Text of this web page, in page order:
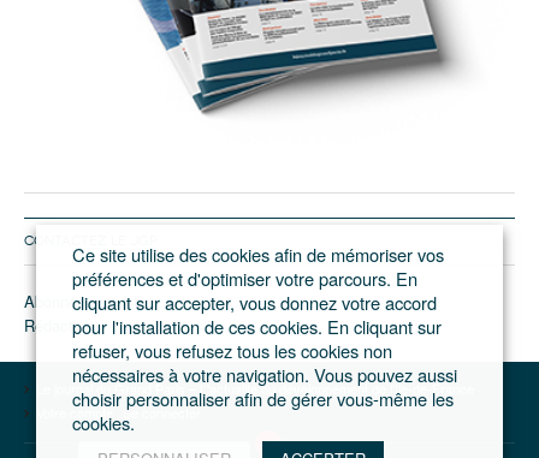
CONTACTEZ LE JGP
Abonnement/pub
Rédaction
Le journal du Grand Paris – L'actualité du développement de l'Ile-de-France
Votre compte
Se connecter
Ce site utilise des cookies afin de mémoriser vos
préférences et d'optimiser votre parcours. En
cliquant sur accepter, vous donnez votre accord
pour l'installation de ces cookies. En cliquant sur
refuser, vous refusez tous les cookies non
nécessaires à votre navigation. Vous pouvez aussi
choisir personnaliser afin de gérer vous-même les
cookies.